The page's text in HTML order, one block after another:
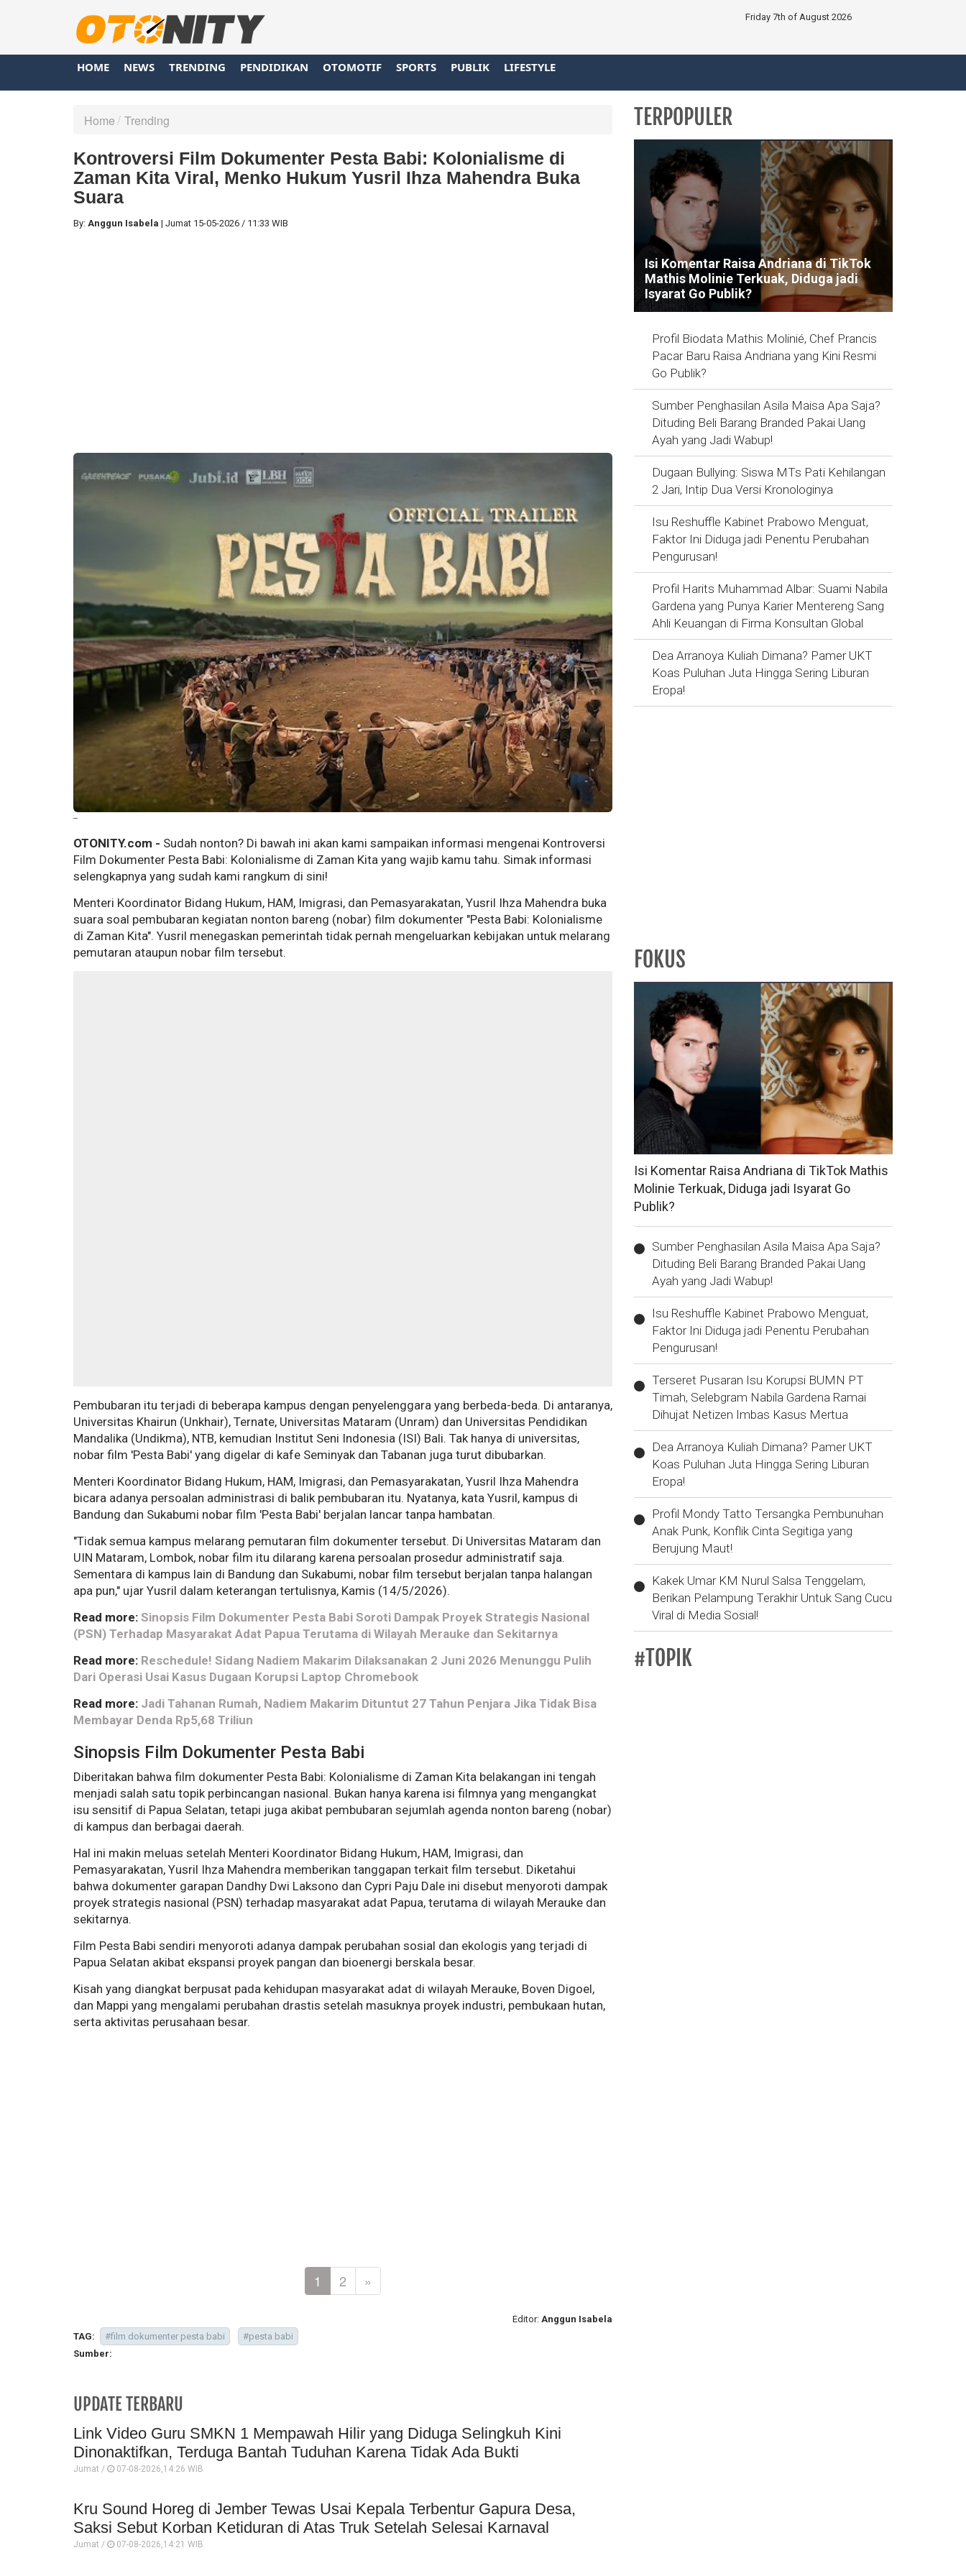
Friday 7th of August 2026
HOME NEWS TRENDING PENDIDIKAN OTOMOTIF SPORTS PUBLIK LIFESTYLE
Home Trending
Kontroversi Film Dokumenter Pesta Babi: Kolonialisme di
Zaman Kita Viral, Menko Hukum Yusril Ihza Mahendra Buka
Suara
By: Anggun Isabela | Jumat 15-05-2026 / 11:33 WIB
--
OTONITY.com - Sudah nonton? Di bawah ini akan kami sampaikan informasi mengenai Kontroversi
Film Dokumenter Pesta Babi: Kolonialisme di Zaman Kita yang wajib kamu tahu. Simak informasi
selengkapnya yang sudah kami rangkum di sini!
Menteri Koordinator Bidang Hukum, HAM, Imigrasi, dan Pemasyarakatan, Yusril Ihza Mahendra buka
suara soal pembubaran kegiatan nonton bareng (nobar) film dokumenter "Pesta Babi: Kolonialisme
di Zaman Kita". Yusril menegaskan pemerintah tidak pernah mengeluarkan kebijakan untuk melarang
pemutaran ataupun nobar film tersebut.
Pembubaran itu terjadi di beberapa kampus dengan penyelenggara yang berbeda-beda. Di antaranya,
Universitas Khairun (Unkhair), Ternate, Universitas Mataram (Unram) dan Universitas Pendidikan
Mandalika (Undikma), NTB, kemudian Institut Seni Indonesia (ISI) Bali. Tak hanya di universitas,
nobar film 'Pesta Babi' yang digelar di kafe Seminyak dan Tabanan juga turut dibubarkan.
Menteri Koordinator Bidang Hukum, HAM, Imigrasi, dan Pemasyarakatan, Yusril Ihza Mahendra
bicara adanya persoalan administrasi di balik pembubaran itu. Nyatanya, kata Yusril, kampus di
Bandung dan Sukabumi nobar film 'Pesta Babi' berjalan lancar tanpa hambatan.
"Tidak semua kampus melarang pemutaran film dokumenter tersebut. Di Universitas Mataram dan
UIN Mataram, Lombok, nobar film itu dilarang karena persoalan prosedur administratif saja.
Sementara di kampus lain di Bandung dan Sukabumi, nobar film tersebut berjalan tanpa halangan
apa pun," ujar Yusril dalam keterangan tertulisnya, Kamis (14/5/2026).
Read more: Sinopsis Film Dokumenter Pesta Babi Soroti Dampak Proyek Strategis Nasional
(PSN) Terhadap Masyarakat Adat Papua Terutama di Wilayah Merauke dan Sekitarnya
Read more: Reschedule! Sidang Nadiem Makarim Dilaksanakan 2 Juni 2026 Menunggu Pulih
Dari Operasi Usai Kasus Dugaan Korupsi Laptop Chromebook
Read more: Jadi Tahanan Rumah, Nadiem Makarim Dituntut 27 Tahun Penjara Jika Tidak Bisa
Membayar Denda Rp5,68 Triliun
Sinopsis Film Dokumenter Pesta Babi
Diberitakan bahwa film dokumenter Pesta Babi: Kolonialisme di Zaman Kita belakangan ini tengah
menjadi salah satu topik perbincangan nasional. Bukan hanya karena isi filmnya yang mengangkat
isu sensitif di Papua Selatan, tetapi juga akibat pembubaran sejumlah agenda nonton bareng (nobar)
di kampus dan berbagai daerah.
Hal ini makin meluas setelah Menteri Koordinator Bidang Hukum, HAM, Imigrasi, dan
Pemasyarakatan, Yusril Ihza Mahendra memberikan tanggapan terkait film tersebut. Diketahui
bahwa dokumenter garapan Dandhy Dwi Laksono dan Cypri Paju Dale ini disebut menyoroti dampak
proyek strategis nasional (PSN) terhadap masyarakat adat Papua, terutama di wilayah Merauke dan
sekitarnya.
Film Pesta Babi sendiri menyoroti adanya dampak perubahan sosial dan ekologis yang terjadi di
Papua Selatan akibat ekspansi proyek pangan dan bioenergi berskala besar.
Kisah yang diangkat berpusat pada kehidupan masyarakat adat di wilayah Merauke, Boven Digoel,
dan Mappi yang mengalami perubahan drastis setelah masuknya proyek industri, pembukaan hutan,
serta aktivitas perusahaan besar.
1 2 »
Editor: Anggun Isabela
TAG:
#film dokumenter pesta babi
#pesta babi
Sumber:
UPDATE TERBARU
Link Video Guru SMKN 1 Mempawah Hilir yang Diduga Selingkuh Kini
Dinonaktifkan, Terduga Bantah Tuduhan Karena Tidak Ada Bukti
Jumat / 07-08-2026,14:26 WIB
Kru Sound Horeg di Jember Tewas Usai Kepala Terbentur Gapura Desa,
Saksi Sebut Korban Ketiduran di Atas Truk Setelah Selesai Karnaval
Jumat / 07-08-2026,14:21 WIB
TERPOPULER
Isi Komentar Raisa Andriana di TikTok
Mathis Molinie Terkuak, Diduga jadi
Isyarat Go Publik?
Profil Biodata Mathis Molinié, Chef Prancis
Pacar Baru Raisa Andriana yang Kini Resmi
Go Publik?
Sumber Penghasilan Asila Maisa Apa Saja?
Dituding Beli Barang Branded Pakai Uang
Ayah yang Jadi Wabup!
Dugaan Bullying: Siswa MTs Pati Kehilangan
2 Jari, Intip Dua Versi Kronologinya
Isu Reshuffle Kabinet Prabowo Menguat,
Faktor Ini Diduga jadi Penentu Perubahan
Pengurusan!
Profil Harits Muhammad Albar: Suami Nabila
Gardena yang Punya Karier Mentereng Sang
Ahli Keuangan di Firma Konsultan Global
Dea Arranoya Kuliah Dimana? Pamer UKT
Koas Puluhan Juta Hingga Sering Liburan
Eropa!
FOKUS
Isi Komentar Raisa Andriana di TikTok Mathis
Molinie Terkuak, Diduga jadi Isyarat Go
Publik?
Sumber Penghasilan Asila Maisa Apa Saja?
Dituding Beli Barang Branded Pakai Uang
Ayah yang Jadi Wabup!
Isu Reshuffle Kabinet Prabowo Menguat,
Faktor Ini Diduga jadi Penentu Perubahan
Pengurusan!
Terseret Pusaran Isu Korupsi BUMN PT
Timah, Selebgram Nabila Gardena Ramai
Dihujat Netizen Imbas Kasus Mertua
Dea Arranoya Kuliah Dimana? Pamer UKT
Koas Puluhan Juta Hingga Sering Liburan
Eropa!
Profil Mondy Tatto Tersangka Pembunuhan
Anak Punk, Konflik Cinta Segitiga yang
Berujung Maut!
Kakek Umar KM Nurul Salsa Tenggelam,
Berikan Pelampung Terakhir Untuk Sang Cucu
Viral di Media Sosial!
#TOPIK